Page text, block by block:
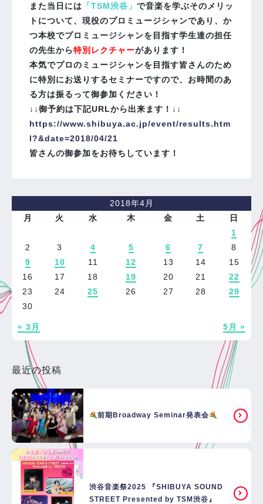
また当日には 「TSM渋谷」 で音楽を学ぶそのメリッ
トについて、現役のプロミュージシャンであり、か
つ本校でプロミュージシャンを目指す学生達の担任
の先生から特別レクチャーがあります！
本気でプロのミュージシャンを目指す皆さんのため
に特別にお送りするセミナーですので、お時間のあ
る方は振るって御参加ください！
↓↓御予約は下記URLから出来ます！↓↓
https://www.shibuya.ac.jp/event/results.htm
l?&date=2018/04/21
皆さんの御参加をお待ちしています！
2018年4月
月
火 水 木 金 土 日
« 3月 5月 »
1
2
3 4 5 6 7
8
9
10 11 12 13 14
15
16
17 18 19 20 21
22
23
24 25 26 27 28
29
30
最近の投稿
前期Broadway Seminar発表会
渋谷音楽祭2025 『SHIBUYA SOUND
STREET Presented by TSM渋谷』